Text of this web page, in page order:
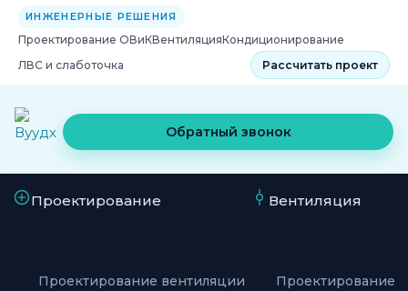
ИНЖЕНЕРНЫЕ РЕШЕНИЯ
Проектирование ОВиКВентиляцияКондиционирование
ЛВС и слаботочка
Рассчитать проект
Обратный звонок
Проектирование
Проектирование вентиляции
Вентиляция
Проектирование